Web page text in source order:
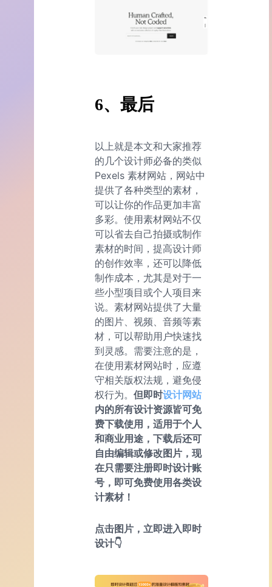
6、最后
以上就是本文和大家推荐
的几个设计师必备的类似
Pexels 素材网站，网站中
提供了各种类型的素材，
可以让你的作品更加丰富
多彩。使用素材网站不仅
可以省去自己拍摄或制作
素材的时间，提高设计师
的创作效率，还可以降低
制作成本，尤其是对于一
些小型项目或个人项目来
说。素材网站提供了大量
的图片、视频、音频等素
材，可以帮助用户快速找
到灵感。需要注意的是，
在使用素材网站时，应遵
守相关版权法规，避免侵
权行为。 但即时设计网站
内的所有设计资源皆可免
费下载使用，适用于个人
和商业用途，下载后还可
自由编辑或修改图片，现
在只需要注册即时设计账
号，即可免费使用各类设
计素材！
点击图片，立即进入即时
设计👇